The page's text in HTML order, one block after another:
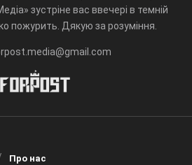
зустріне вас ввечері в темній
пожурить. Дякую за розуміння.
Про нас